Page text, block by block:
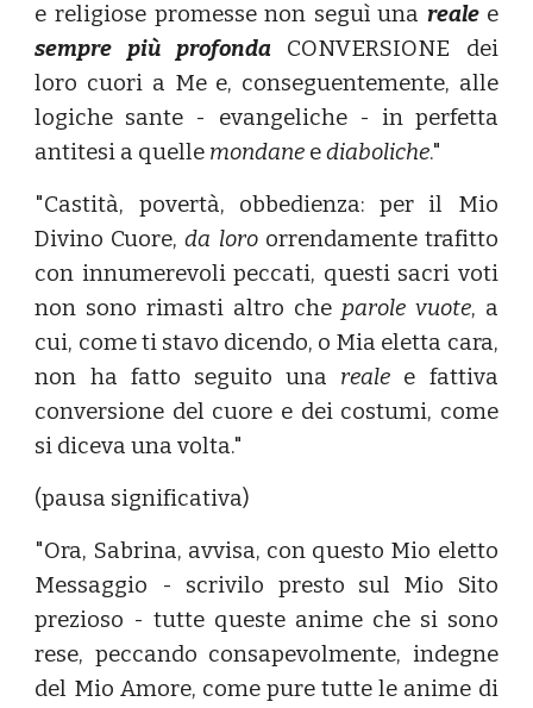
e religiose promesse non seguì una reale e
sempre più profonda CONVERSIONE dei
loro cuori a Me e, conseguentemente, alle
logiche sante - evangeliche - in perfetta
antitesi a quelle mondane ediaboliche."
"Castità, povertà, obbedienza: per il Mio
Divino Cuore,da loroorrendamente trafitto
con innumerevoli peccati, questi sacri voti
non sono rimasti altro che parole vuote, a
cui, come ti stavo dicendo, o Mia eletta cara,
non ha fatto seguito una reale e fattiva
conversione del cuore e dei costumi, come
si diceva una volta."
(pausa significativa)
"Ora, Sabrina, avvisa, con questo Mio eletto
Messaggio - scrivilo presto sul Mio Sito
prezioso - tutte queste anime che si sono
rese, peccando consapevolmente, indegne
del Mio Amore, come pure tutte le anime di